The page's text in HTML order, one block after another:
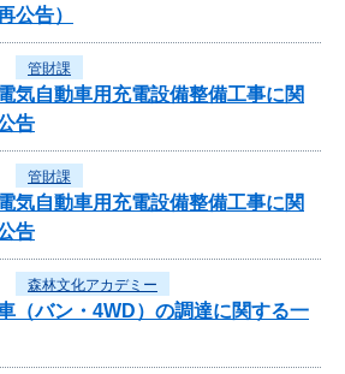
公告）
管財課
気自動車用充電設備整備工事に関
告
管財課
気自動車用充電設備整備工事に関
告
森林文化アカデミー
（バン・4WD）の調達に関する一